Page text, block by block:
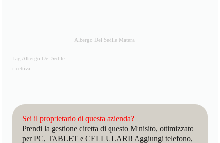
Albergo Del Sedile Matera
Tag Albergo Del Sedile
ricettiva
Sei il proprietario di questa azienda?
Prendi la gestione diretta di questo Minisito, ottimizzato
per PC, TABLET e CELLULARI! Aggiungi telefono,